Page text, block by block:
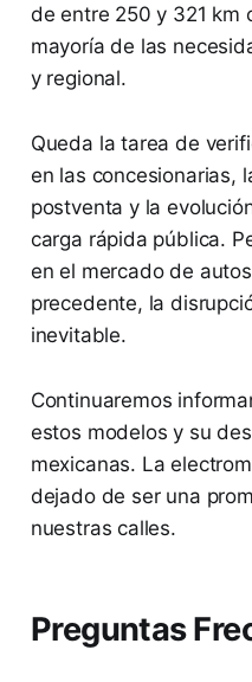
de entre 250 y 321 km
mayoría de las
y regional.
Queda la tarea de
en las concesionarias,
postventa y la
carga rápida pública.
en el mercado de
precedente, la
inevitable.
Continuaremos
estos modelos y su
mexicanas. La
dejado de ser una
nuestras calles.
Preguntas